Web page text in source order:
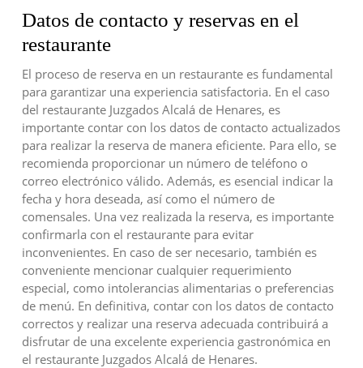
Datos de contacto y reservas en el
restaurante
El proceso de reserva en un restaurante es fundamental
para garantizar una experiencia satisfactoria. En el caso
del restaurante Juzgados Alcalá de Henares, es
importante contar con los datos de contacto actualizados
para realizar la reserva de manera eficiente. Para ello, se
recomienda proporcionar un número de teléfono o
correo electrónico válido. Además, es esencial indicar la
fecha y hora deseada, así como el número de
comensales. Una vez realizada la reserva, es importante
confirmarla con el restaurante para evitar
inconvenientes. En caso de ser necesario, también es
conveniente mencionar cualquier requerimiento
especial, como intolerancias alimentarias o preferencias
de menú. En definitiva, contar con los datos de contacto
correctos y realizar una reserva adecuada contribuirá a
disfrutar de una excelente experiencia gastronómica en
el restaurante Juzgados Alcalá de Henares.